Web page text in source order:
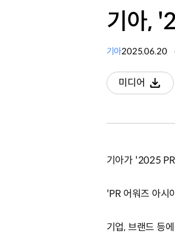
기아,
기아2025.06.20
미디어
다운로드
기아가 '2025
'PR 어워즈 아시
기업, 브랜드 등